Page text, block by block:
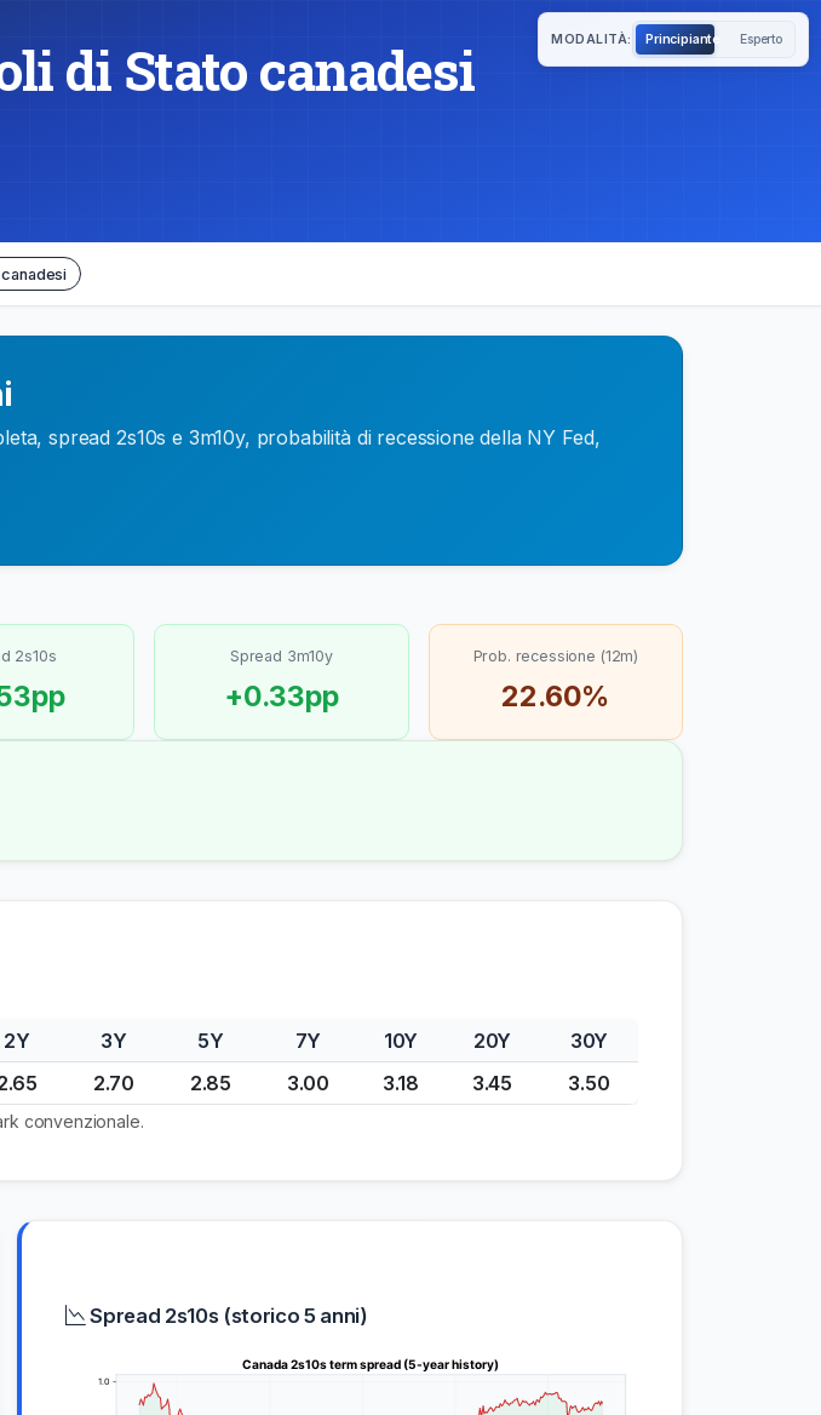
di Stato canadesi
spread 2s10s e 3m10y, probabilità di recessione della NY Fed,
2s10s Spread 3m10y
+0.33pp
Prob. recessione (12m)
22.60%
2Y 3Y 5Y 7Y 10Y 20Y
30Y
2.70 2.85 3.00 3.18 3.45 3.50
convenzionale.
Spread 2s10s (storico 5 anni)
MODALITÀ: Principiante Esperto